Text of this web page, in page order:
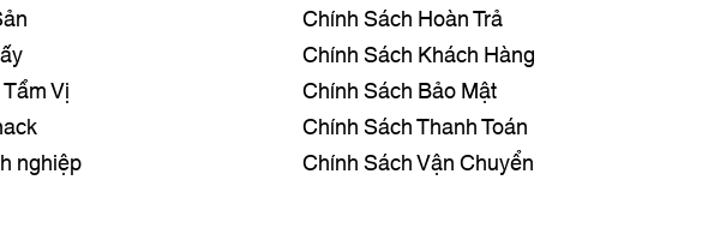
Vị
nghiệp
Chính Sách Hoàn Trả
Chính Sách Khách Hàng
Chính Sách Bảo Mật
Chính Sách Thanh Toán
Chính Sách Vận Chuyển